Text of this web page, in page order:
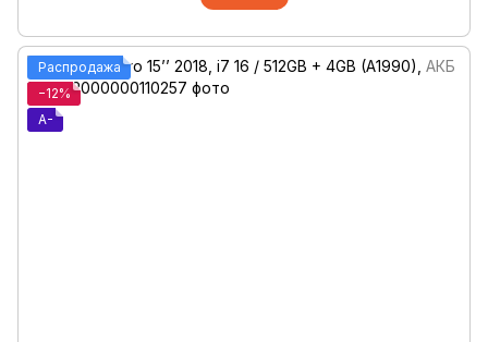
Распродажа
−12%
A-